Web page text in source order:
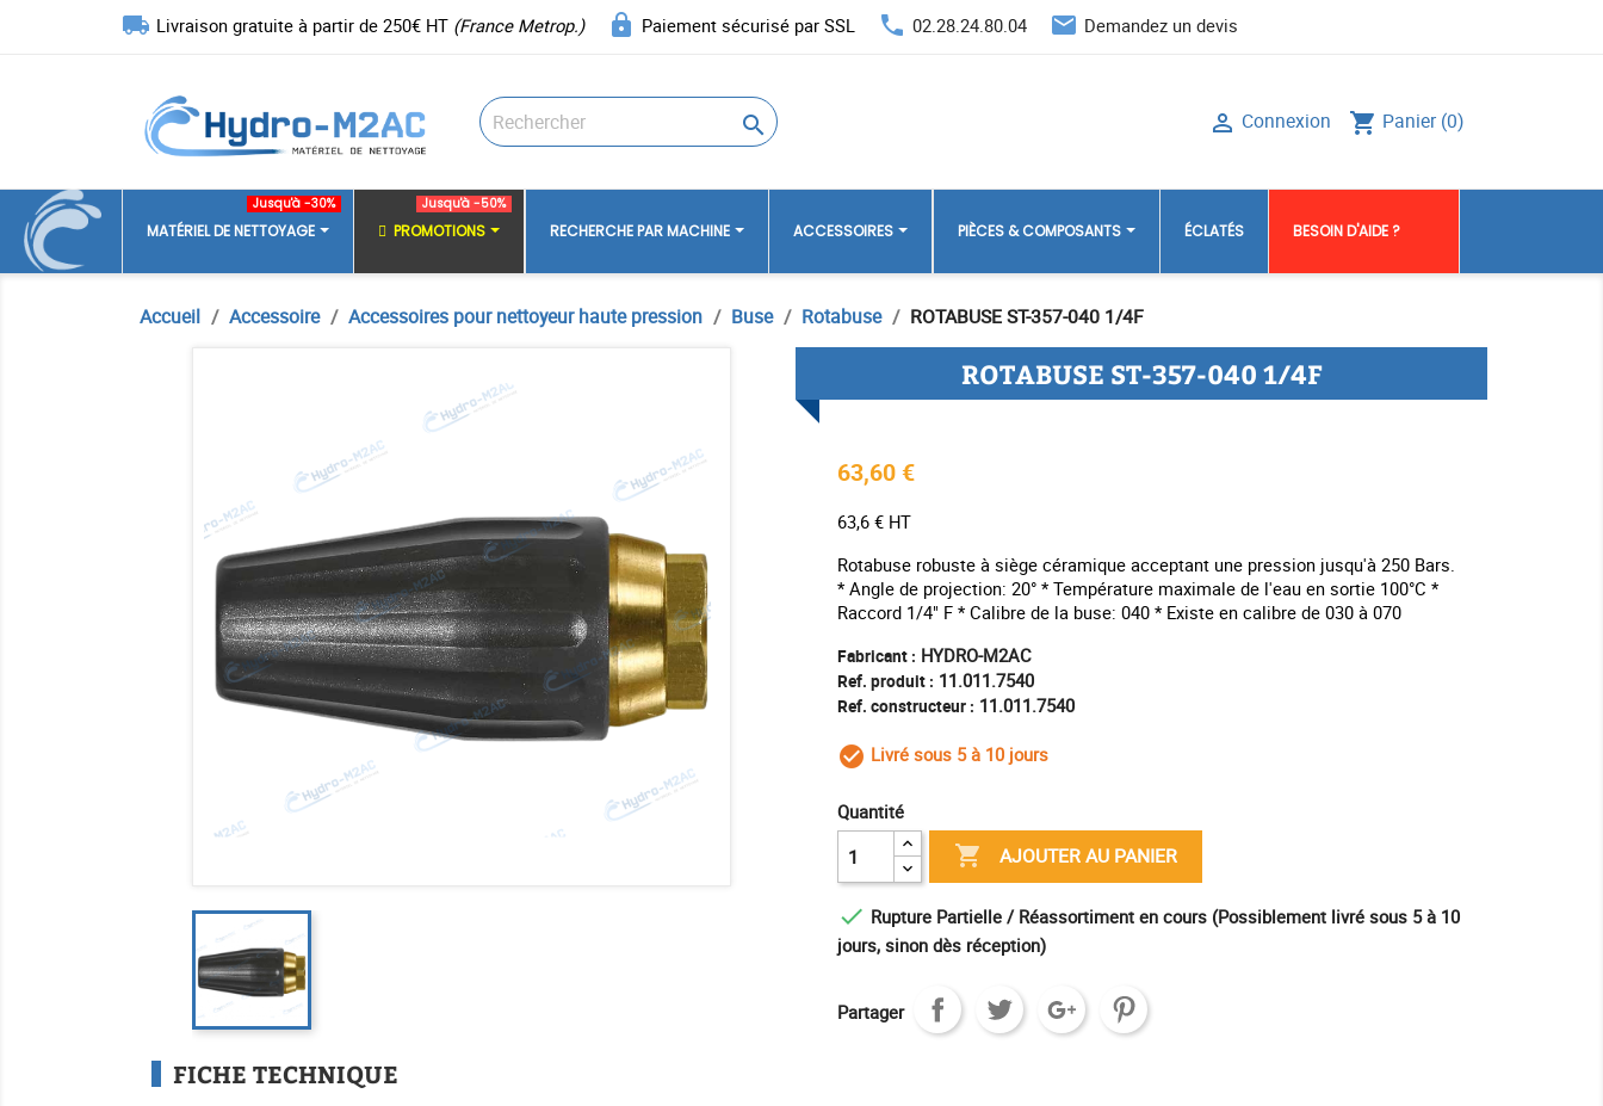
local_shipping Livraison gratuite à partir de 250€ HT (France Metrop.) lock Paiement sécurisé par SSL phone 02.28.24.80.04 email Demandez un devis
 shopping_cart Panier (0)
 Connexion
MATÉRIEL DE NETTOYAGE
Jusqu'à -30%
PROMOTIONS
Jusqu'à -50%
RECHERCHE PAR MACHINE ACCESSOIRES PIÈCES & COMPOSANTS ÉCLATÉS BESOIN D'AIDE ?
Accueil Accessoire Accessoires pour nettoyeur haute pression Buse Rotabuse ROTABUSE ST-357-040 1/4F
ROTABUSE ST-357-040 1/4F
63,60 €
63,6 € HT
Rotabuse robuste à siège céramique acceptant une pression jusqu'à 250 Bars.
* Angle de projection: 20° * Température maximale de l'eau en sortie 100°C *
Raccord 1/4" F * Calibre de la buse: 040 * Existe en calibre de 030 à 070
Fabricant : HYDRO-M2AC
Ref. produit : 11.011.7540
Ref. constructeur : 11.011.7540
check_circle_outline
Livré sous 5 à 10 jours
Quantité
 AJOUTER AU PANIER
 Rupture Partielle / Réassortiment en cours (Possiblement livré sous 5 à 10
jours, sinon dès réception)
Partager
FICHE TECHNIQUE